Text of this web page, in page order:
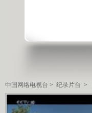
中国网络电视台 > 纪录片台 >